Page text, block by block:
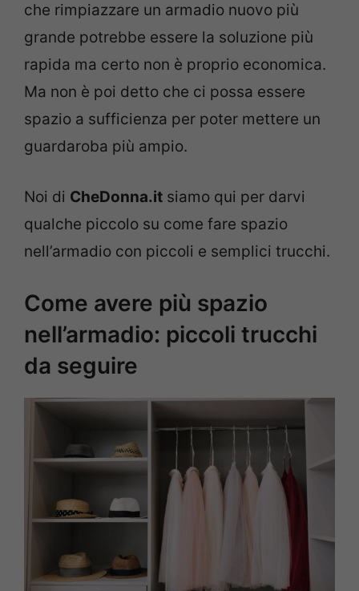
che rimpiazzare un armadio nuovo più
grande potrebbe essere la soluzione più
rapida ma certo non è proprio economica.
Ma non è poi detto che ci possa essere
spazio a sufficienza per poter mettere un
guardaroba più ampio.
Noi di CheDonna.it siamo qui per darvi
qualche piccolo su come fare spazio
nell’armadio con piccoli e semplici trucchi.
Come avere più spazio
nell’armadio: piccoli trucchi
da seguire